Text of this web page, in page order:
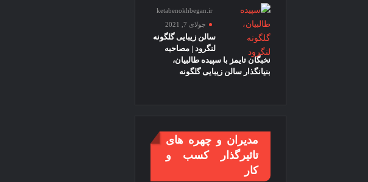
ketabenokhbegan.ir
جولای 7, 2021
سالن زیبایی گلگونه
لنگرود | مصاحبه
نخبگان تایمز با سپیده طالبیان،
بنیانگذار سالن زیبایی گلگونه
مدیران و چهره های
تاثیرگذار کسب و
کار